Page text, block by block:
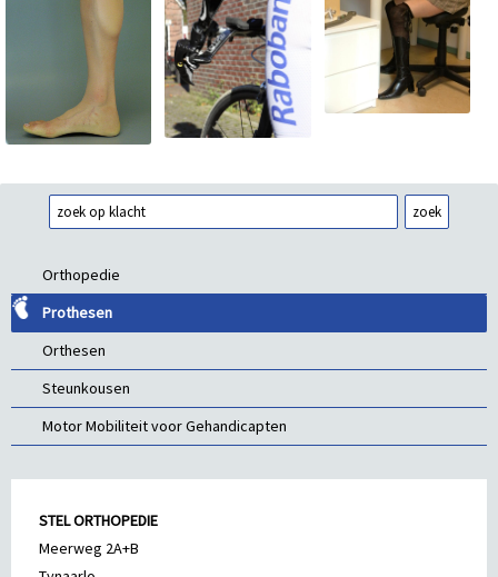
Orthopedie
Prothesen
Orthesen
Steunkousen
Motor Mobiliteit voor Gehandicapten
STEL ORTHOPEDIE
Meerweg 2A+B